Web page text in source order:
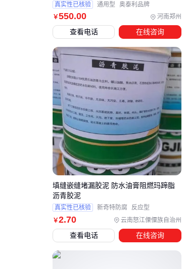
￥550.00 河南郑州
真实性已核验 通用型 奥泰利品牌
查看电话 在线咨询
￥2.70 云南怒江傈僳族自治州
填缝嵌缝堵漏胶泥 防水油膏阻燃玛蹄脂
沥青胶泥
真实性已核验 新奇特防腐 反应型
查看电话 在线咨询